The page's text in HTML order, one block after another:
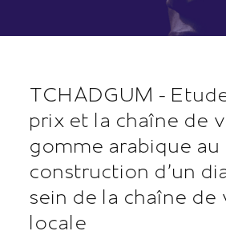
TCHADGUM -
prix et la chaîne de
gomme arabique
construction d’un
sein de la chaîne de
locale